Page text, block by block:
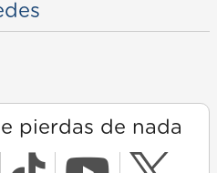
pierdas de nada